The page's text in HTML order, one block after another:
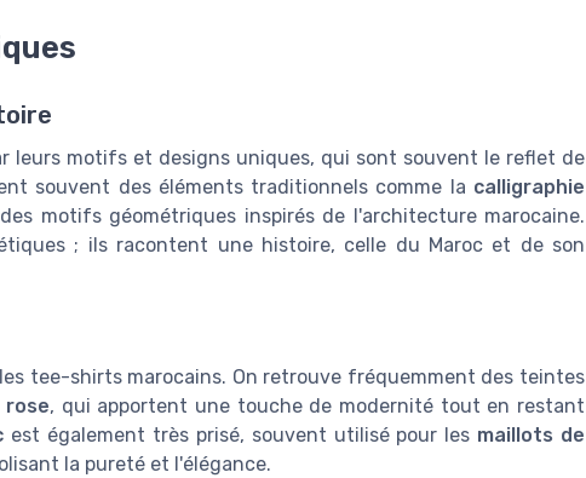
leurs motifs et designs uniques, qui sont souvent le reflet de
souvent des éléments traditionnels comme la calligraphie
motifs géométriques inspirés de l'architecture marocaine.
; ils racontent une histoire, celle du Maroc et de son
tee-shirts marocains. On retrouve fréquemment des teintes
rose, qui apportent une touche de modernité tout en restant
est également très prisé, souvent utilisé pour les maillots de
la pureté et l'élégance.